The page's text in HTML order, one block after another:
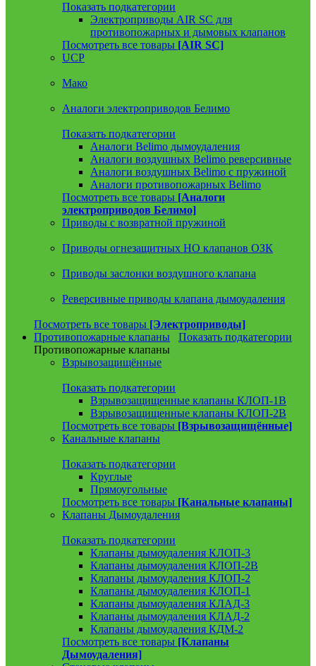
Показать подкатегории
Электроприводы AIR SC для
противопожарных и дымовых клапанов
Посмотреть все товары [AIR SC]
UCP
Мако
Аналоги электроприводов Белимо
Показать подкатегории
Аналоги Belimo дымоудаления
Аналоги воздушных Belimo реверсивные
Аналоги воздушных Belimo с пружиной
Аналоги противопожарных Belimo
Посмотреть все товары [Аналоги
электроприводов Белимо]
Приводы с возвратной пружиной
Приводы огнезащитных НО клапанов ОЗК
Приводы заслонки воздушного клапана
Реверсивные приводы клапана дымоудаления
Посмотреть все товары [Электроприводы]
Противопожарные клапаны
Показать подкатегории
Противопожарные клапаны
Взрывозащищённые
Показать подкатегории
Взрывозащищенные клапаны КЛОП-1В
Взрывозащищенные клапаны КЛОП-2В
Посмотреть все товары [Взрывозащищённые]
Канальные клапаны
Показать подкатегории
Круглые
Прямоугольные
Посмотреть все товары [Канальные клапаны]
Клапаны Дымоудаления
Показать подкатегории
Клапаны дымоудаления КЛОП-3
Клапаны дымоудаления КЛОП-2В
Клапаны дымоудаления КЛОП-2
Клапаны дымоудаления КЛОП-1
Клапаны дымоудаления КЛАД-3
Клапаны дымоудаления КЛАД-2
Клапаны дымоудаления КДМ-2
Посмотреть все товары [Клапаны
Дымоудаления]